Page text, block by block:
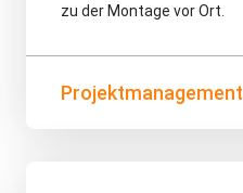
zu der Montage vor Ort.
Projektmanagement